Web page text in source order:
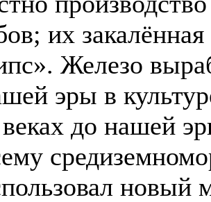
их
Железо
эры в
до нашей
новый